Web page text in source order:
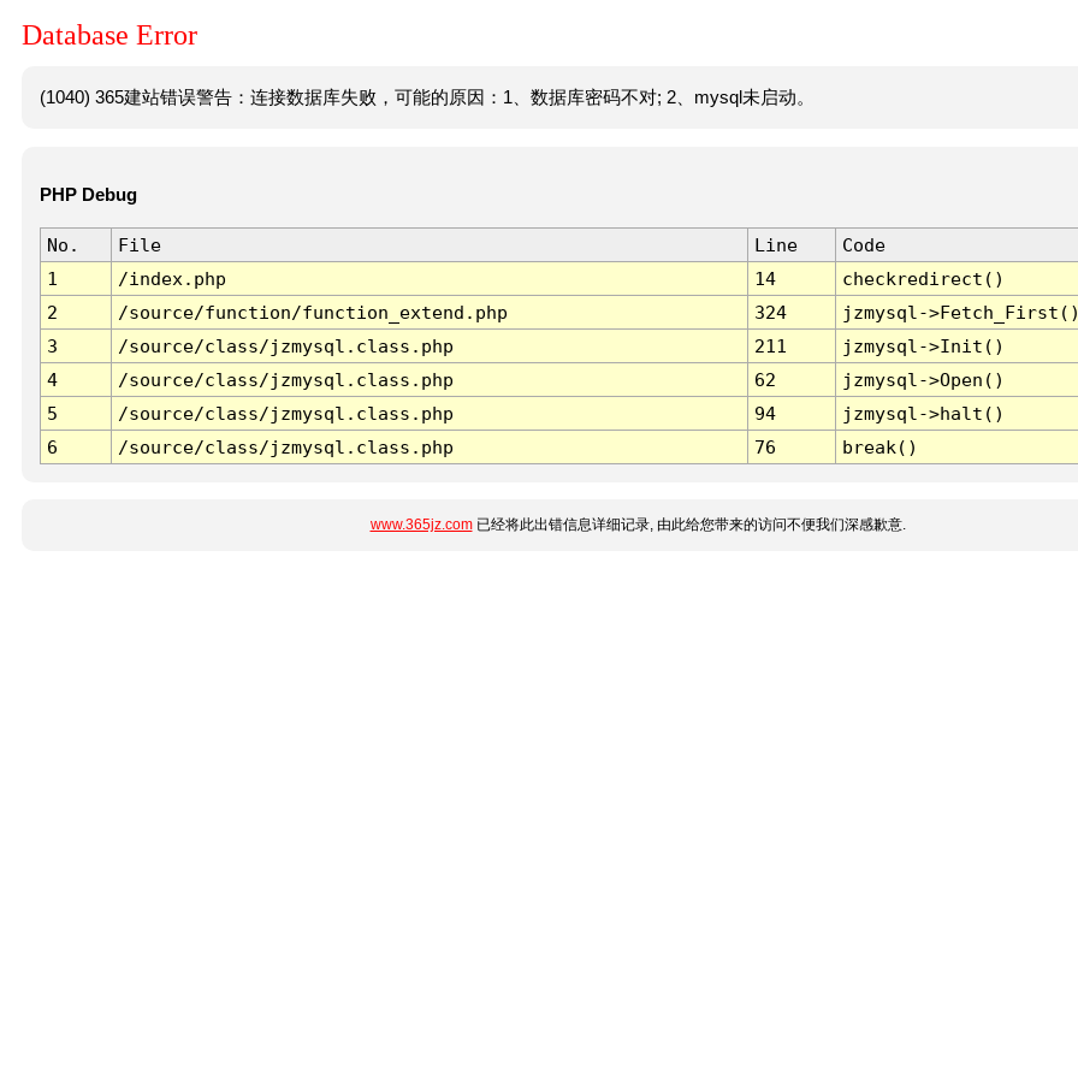
Database Error
(1040) 365建站错误警告：连接数据库失败，可能的原因：1、数据库密码不对; 2、mysql未启动。
PHP Debug
No. File Line
Code
1
/index.php 14
checkredirect()
2
/source/function/function_extend.php 324
jzmysql-
3
/source/class/jzmysql.class.php 211
jzmysql->Init()
4
/source/class/jzmysql.class.php 62
jzmysql->Open()
5
/source/class/jzmysql.class.php 94
jzmysql->halt()
6
/source/class/jzmysql.class.php 76 break()
www.365jz.com已经将此出错信息详细记录, 由此给您带来的访问不便我们深感歉意.